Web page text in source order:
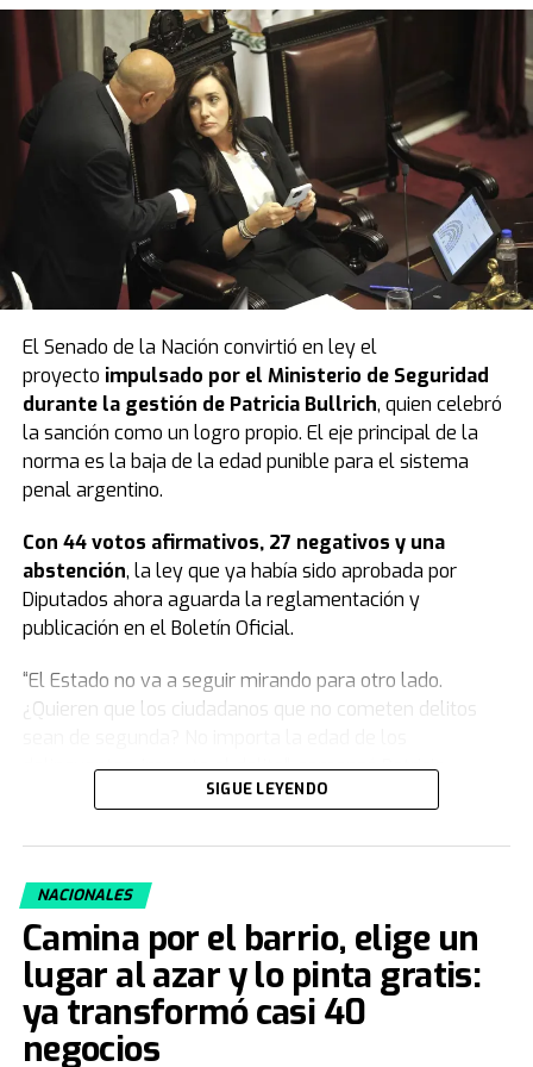
El Senado de la Nación convirtió en ley el
proyecto impulsado por el Ministerio de Seguridad
durante la gestión de Patricia Bullrich, quien celebró
la sanción como un logro propio. El eje principal de la
norma es la baja de la edad punible para el sistema
penal argentino.
Con 44 votos afirmativos, 27 negativos y una
abstención, la ley que ya había sido aprobada por
Diputados ahora aguarda la reglamentación y
publicación en el Boletín Oficial.
“El Estado no va a seguir mirando para otro lado.
¿Quieren que los ciudadanos que no cometen delitos
delincuentes, importa el delito”, comenzó Patricia
Y agregó: “Este modelo se agotó, nosotros venimos a
que deja de poner en la indefensión total a las familias
que enterraban a sus hijos. Cuando el delito no tiene
consecuencias, la ley pierde autoridad, y eso es lo que
pasaba antes”.
“Vinimos a poner orden y no nos da vergüenza. Si
SIGUE LEYENDO
NACIONALES
Camina por el barrio, elige un
lugar al azar y lo pinta gratis:
ya transformó casi 40
negocios